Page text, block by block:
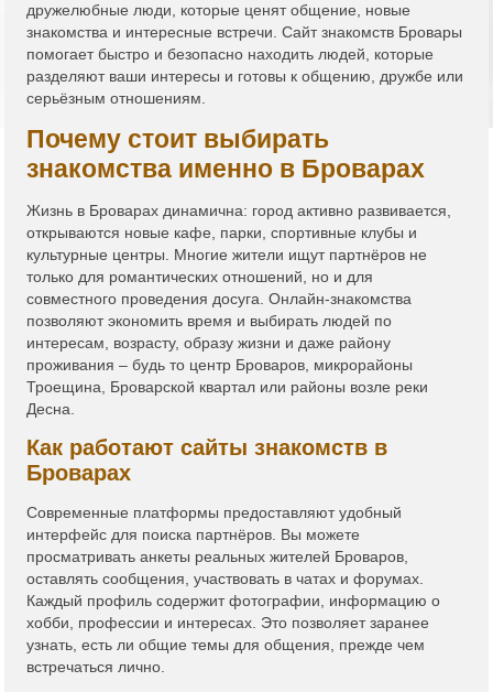
дружелюбные люди, которые ценят общение, новые
знакомства и интересные встречи. Сайт знакомств Бровары
помогает быстро и безопасно находить людей, которые
разделяют ваши интересы и готовы к общению, дружбе или
серьёзным отношениям.
Почему стоит выбирать
знакомства именно в Броварах
Жизнь в Броварах динамична: город активно развивается,
открываются новые кафе, парки, спортивные клубы и
культурные центры. Многие жители ищут партнёров не
только для романтических отношений, но и для
совместного проведения досуга. Онлайн-знакомства
позволяют экономить время и выбирать людей по
интересам, возрасту, образу жизни и даже району
проживания – будь то центр Броваров, микрорайоны
Троещина, Броварской квартал или районы возле реки
Десна.
Как работают сайты знакомств в
Броварах
Современные платформы предоставляют удобный
интерфейс для поиска партнёров. Вы можете
просматривать анкеты реальных жителей Броваров,
оставлять сообщения, участвовать в чатах и форумах.
Каждый профиль содержит фотографии, информацию о
хобби, профессии и интересах. Это позволяет заранее
узнать, есть ли общие темы для общения, прежде чем
встречаться лично.